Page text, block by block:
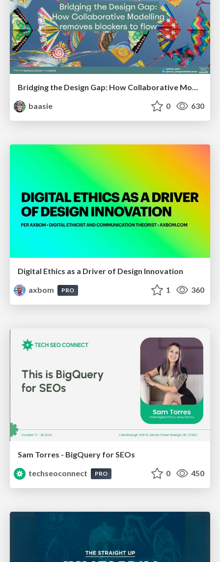
Bridging the Design Gap: How Collaborative Modelling removes blockers to flow between stakeholders and teams @FastFlow conf
baasie
0 630
Digital Ethics as a Driver of Design Innovation
axbom
PRO 1 360
Sam Torres - BigQuery for SEOs
techseoconnect
PRO 0 450